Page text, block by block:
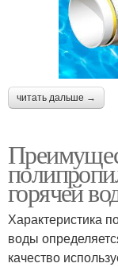
читать дальше →
горячей
Характеристика
воды
качество